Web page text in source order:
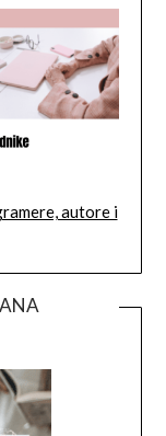
autore i